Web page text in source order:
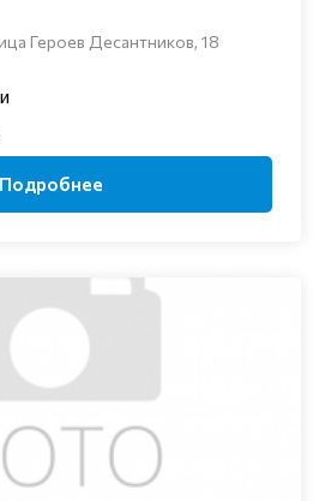
Героев Десантников, 18
Подробнее